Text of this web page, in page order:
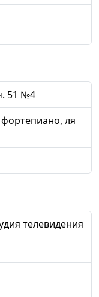
51 №4
ля
телевидения